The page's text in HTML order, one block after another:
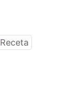
Receta